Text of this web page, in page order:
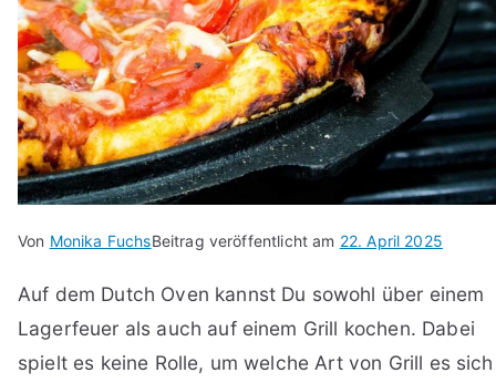
Von Monika FuchsBeitrag veröffentlicht am 22. April 2025
Auf dem Dutch Oven kannst Du sowohl über einem
Lagerfeuer als auch auf einem Grill kochen. Dabei
spielt es keine Rolle, um welche Art von Grill es sich